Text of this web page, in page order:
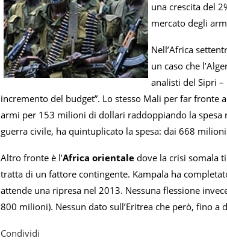
una crescita del
mercato degli
Nell’Africa
un caso che
analisti del Sipri
incremento del budget”. Lo stesso Mali per far
armi per 153 milioni di dollari raddoppiando la spesa
guerra civile, ha quintuplicato la spesa: dai 668
Altro fronte è l’Africa orientale dove la crisi somala
tratta di un fattore contingente. Kampala ha
attende una ripresa nel 2013. Nessuna flessione
800 milioni). Nessun dato sull’Eritrea che però, fino
Condividi